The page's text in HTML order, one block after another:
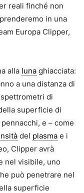
reali finché non
in una
Europa Clipper,
alla luna ghiacciata:
a una distanza di
di
superficie di
e – come
del plasma e i
Clipper avrà
nel visibile, uno
può penetrare nel
superficie